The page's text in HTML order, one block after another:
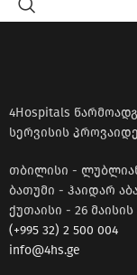
4Hospitals
სერვისის
თბილისი -
ბათუმი - ჰაიდარ
ქუთაისი - 26 მაისის
(+995 32) 2 500 004
info@4hs.ge